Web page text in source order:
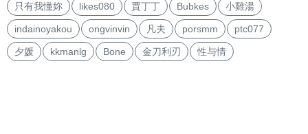
只有我懂妳 likes080 賈丁丁 Bubkes 小雞湯
indainoyakou ongvinvin 凡夫 porsmm ptc077
夕媛 kkmanlg Bone 金刀利刃 性与情